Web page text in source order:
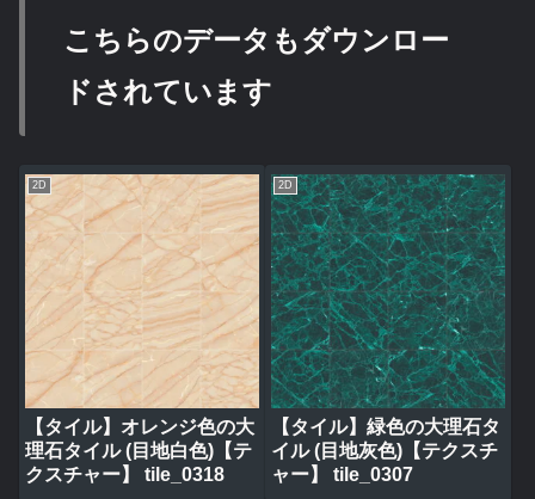
こちらのデータもダウンロー
ドされています
2D
【タイル】オレンジ色の大
理石タイル (目地白色)【テ
クスチャー】 tile_0318
2D
【タイル】緑色の大理石タ
イル (目地灰色)【テクスチ
ャー】 tile_0307